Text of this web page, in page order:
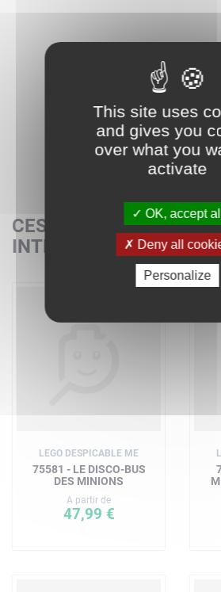
CES SETS
INTÉRESSER
LEGO DESPICABLE ME
75581 - LE DISCO-BUS
DES MINIONS
A partir de
47,99 €
This site uses
and gives you
over what you
activate
OK, accept all
Deny all
Personalize